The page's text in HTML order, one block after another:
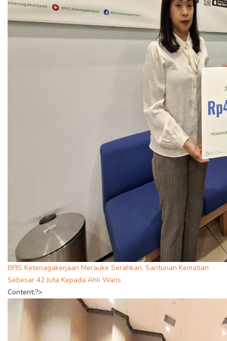
BPJS Ketenagakerjaan Merauke Serahkan, Santunan Kematian
Sebesar 42 Juta Kepada Ahli Waris
Content;?>